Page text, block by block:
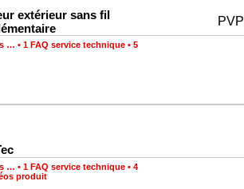
extérieur sans fil
PVP
… • 1 FAQ service technique • 5
… • 1 FAQ service technique • 4
produit